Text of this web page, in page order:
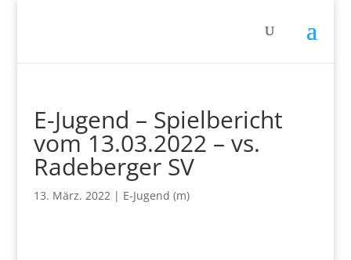
E-Jugend – Spielbericht
vom 13.03.2022 – vs.
Radeberger SV
13. März. 2022| E-Jugend (m)